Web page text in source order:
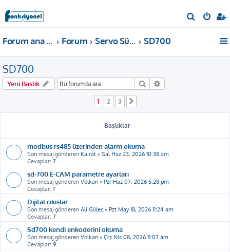
r
Forum ana sayfa Forum Servo Sürücü SD700
SD700
Yeni Başlık Ara
1 2 3
Başlıklar
modbus rs485 üzerinden alarm okuma
Son mesaj gönderen Kairat « Sal Haz 23, 2026 10:38 am
Cevaplar: 7
sd-700 E-CAM parametre ayarları
Son mesaj gönderen Volkan « Pzr Haz 07, 2026 5:28 pm
Cevaplar: 1
Dijital çıkışlar
Son mesaj gönderen Ali Güleç « Pzt May 18, 2026 11:24 am
Cevaplar: 7
Sd700 kendi enkoderini okuma
Son mesaj gönderen Volkan « Çrş Nis 08, 2026 11:07 am
Cevaplar: 9